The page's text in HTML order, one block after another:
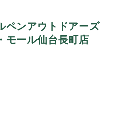
ペンアウトドアーズ
モール仙台長町店